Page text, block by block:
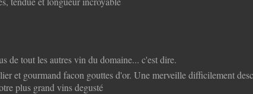
de tout les autres vin du domaine... c'est dire.
et gourmand facon gouttes d'or. Une merveille difficilement
plus grand vins degusté